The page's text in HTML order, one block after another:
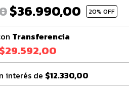
$36.990,00 20% OFF
Transferencia
$29.592,00
interés de $12.330,00